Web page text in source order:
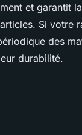
et garantit
Si votre
des
durabilité.